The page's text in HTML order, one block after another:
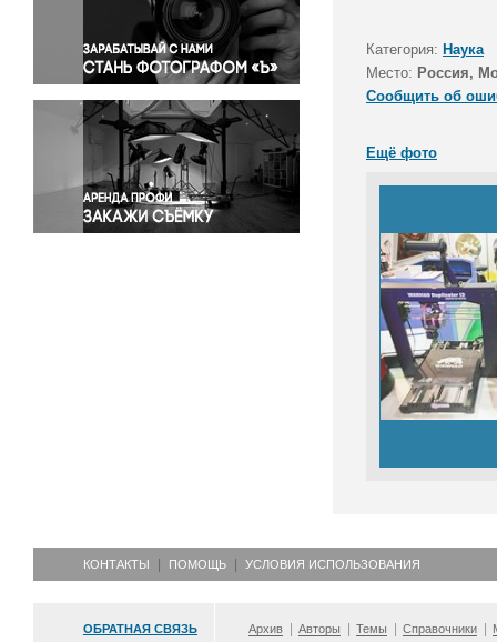
Правосудие
Происшествия и конфликты
Религия
Светская жизнь
Спорт
Экология
Экономика и бизнес
Категория: Наука
Место: Россия,
Сообщить об
Ещё фото
КОНТАКТЫ ПОМОЩЬ УСЛОВИЯ ИСПОЛЬЗОВАНИЯ
ОБРАТНАЯ СВЯЗЬ Архив Авторы Темы Справочники